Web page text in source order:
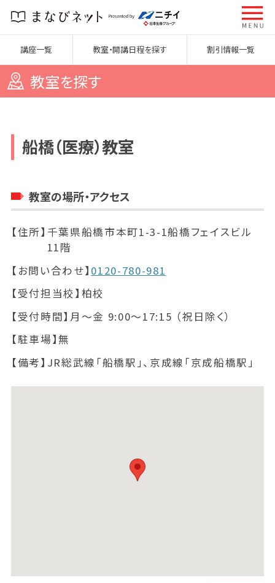
講座一覧 教室・開講日程を探す 割引情報一覧
教室を探す
船橋（医療）教室
教室の場所・アクセス
【住所】 千葉県船橋市本町1-3-1船橋フェイスビル
11階
【お問い合わせ】 0120-780-981
【受付担当校】 柏校
【受付時間】 月～金 9:00～17:15 （祝日除く）
【駐車場】無
【備考】 JR総武線「船橋駅」、京成線「京成船橋駅」